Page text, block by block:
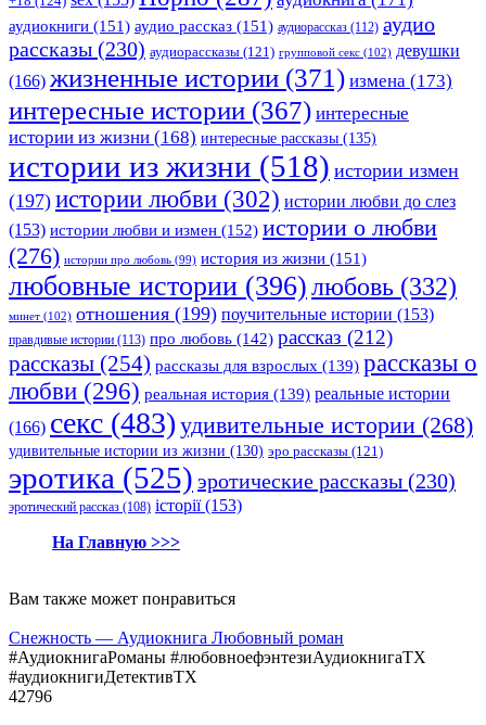
аудиокниги (151) аудио рассказ (151) аудиорассказ (112) аудио
рассказы (230) аудиорассказы (121) групповой секс (102) девушки
(166) жизненные истории (371) измена (173)
интересные истории (367) интересные
истории из жизни (168) интересные рассказы (135)
истории из жизни (518) истории измен
(197) истории любви (302) истории любви до слез
(153) истории любви и измен (152) истории о любви
(276) истории про любовь (99) история из жизни (151)
любовные истории (396)любовь (332)
минет (102) отношения (199) поучительные истории (153)
правдивые истории (113) про любовь (142) рассказ (212)
рассказы (254) рассказы для взрослых (139) рассказы о
любви (296) реальная история (139) реальные истории
(166) секс (483) удивительные истории (268)
удивительные истории из жизни (130) эро рассказы (121)
эротика (525) эротические рассказы (230)
эротический рассказ (108) історії(153)
На Главную >>>
Вам также может понравиться
Снежность — Аудиокнига Любовный роман
#АудиокнигаРоманы #любовноефэнтезиАудиокнигаTX
#аудиокнигиДетективTX
42796